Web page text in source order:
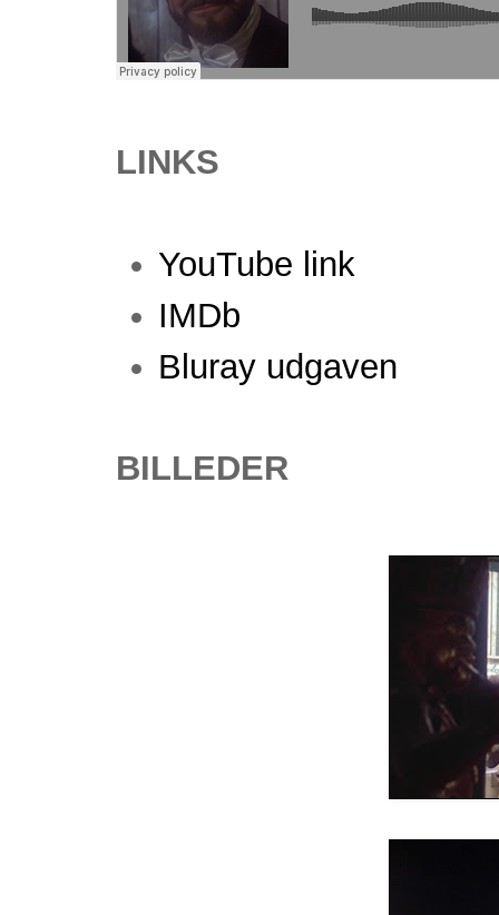
LINKS
YouTube link
IMDb
Bluray udgaven
BILLEDER